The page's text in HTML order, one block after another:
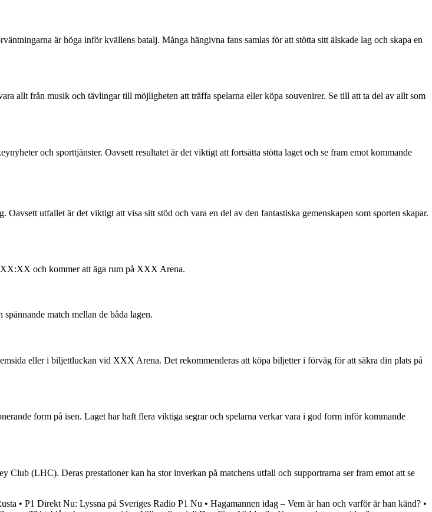
är höga inför kvällens batalj. Många hängivna fans samlas för att stötta sitt älskade lag och skapa en
allt från musik och tävlingar till möjligheten att träffa spelarna eller köpa souvenirer. Se till att ta del av allt som
och sporttjänster. Oavsett resultatet är det viktigt att fortsätta stötta laget och se fram emot kommande
utfallet är det viktigt att visa sitt stöd och vara en del av den fantastiska gemenskapen som sporten skapar.
och kommer att äga rum på XXX Arena.
match mellan de båda lagen.
eller i biljettluckan vid XXX Arena. Det rekommenderas att köpa biljetter i förväg för att säkra din plats på
form på isen. Laget har haft flera viktiga segrar och spelarna verkar vara i god form inför kommande
(LHC). Deras prestationer kan ha stor inverkan på matchens utfall och supportrarna ser fram emot att se
• P1 Direkt Nu: Lyssna på Sveriges Radio P1 Nu • Hagamannen idag – Vem är han och varför är han känd? •